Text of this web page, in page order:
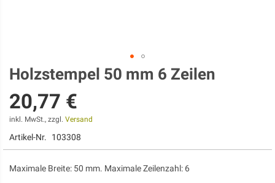
Zum
Anfang
der
Bildgalerie
springen
Holzstempel 50 mm 6 Zeilen
20,77 €
inkl. MwSt., zzgl. Versand
Artikel-Nr. 103308
Maximale Breite: 50 mm. Maximale Zeilenzahl: 6